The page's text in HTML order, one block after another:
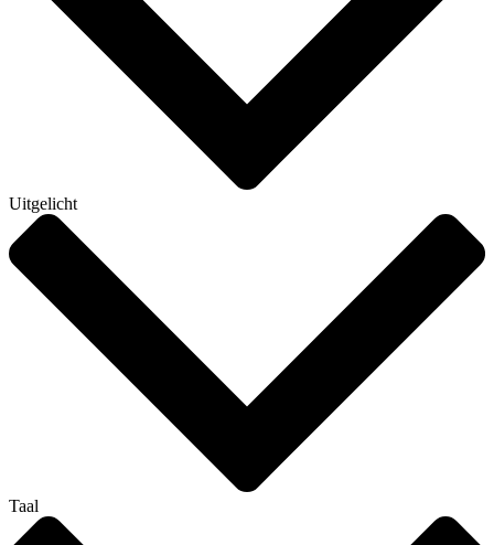
Uitgelicht
Taal